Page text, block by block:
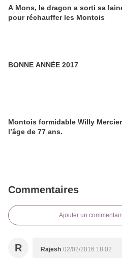
A Mons, le dragon a sorti sa
pour réchauffer les Montois
BONNE ANNÉE 2017
Montois formidable Willy
l’âge de 77 ans.
Commentaires
Ajouter un
R Rajesh 02/02/2016 18:02